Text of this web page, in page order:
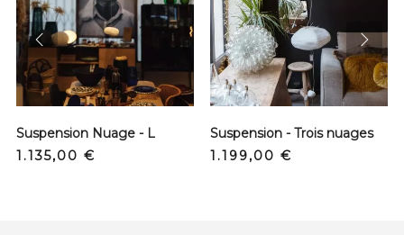
Suspension Nuage - L
Precio
1.135,00 €
Suspension - Trois nuages
Precio
1.199,00 €
prev next